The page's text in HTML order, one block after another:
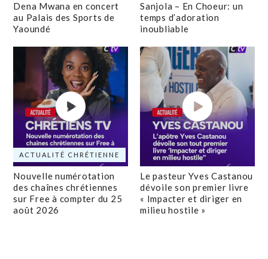
Dena Mwana en concert
au Palais des Sports de
Yaoundé
Sanjola – En Choeur: un
temps d’adoration
inoubliable
ACTUALITÉ CHRÉTIENNE
Nouvelle numérotation
des chaînes chrétiennes
sur Free à compter du 25
août 2026
Le pasteur Yves Castanou
dévoile son premier livre
« Impacter et diriger en
milieu hostile »